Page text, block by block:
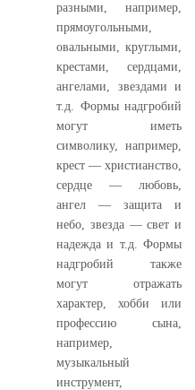
разными, например,
прямоугольными,
овальными, круглыми,
крестами, сердцами,
ангелами, звездами и
т.д. Формы надгробий
могут иметь
символику, например,
крест — христианство,
сердце — любовь,
ангел — защита и
небо, звезда — свет и
надежда и т.д. Формы
надгробий также
могут отражать
характер, хобби или
профессию сына,
например,
музыкальный
инструмент,